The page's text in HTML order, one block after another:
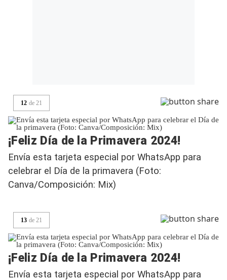
12 de 21
¡Feliz Día de la Primavera 2024!
Envía esta tarjeta especial por WhatsApp para
celebrar el Día de la primavera (Foto:
Canva/Composición: Mix)
13 de 21
¡Feliz Día de la Primavera 2024!
Envía esta tarjeta especial por WhatsApp para